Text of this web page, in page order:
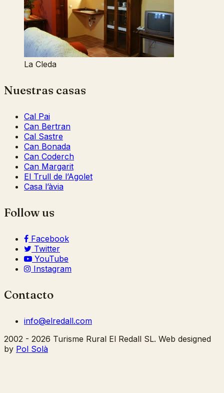
La Cleda
Nuestras casas
Cal Pai
Can Bertran
Cal Sastre
Can Bonada
Can Coderch
Can Margarit
El Trull de l’Agolet
Casa l’àvia
Follow us
Facebook
Twitter
YouTube
Instagram
Contacto
info@elredall.com
2002 - 2026 Turisme Rural El Redall SL. Web designed
by Pol Solà